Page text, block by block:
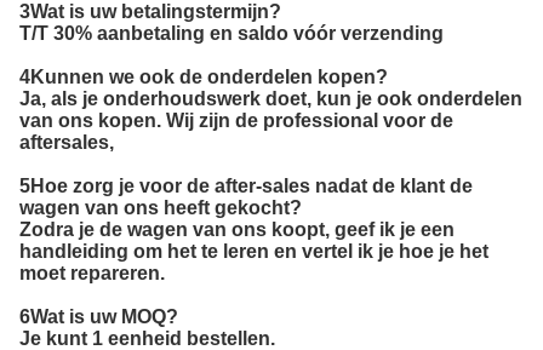
3Wat is uw betalingstermijn?
T/T 30% aanbetaling en saldo vóór verzending
4Kunnen we ook de onderdelen kopen?
Ja, als je onderhoudswerk doet, kun je ook onderdelen
van ons kopen. Wij zijn de professional voor de
aftersales,
5Hoe zorg je voor de after-sales nadat de klant de
wagen van ons heeft gekocht?
Zodra je de wagen van ons koopt, geef ik je een
handleiding om het te leren en vertel ik je hoe je het
moet repareren.
6Wat is uw MOQ?
Je kunt 1 eenheid bestellen.